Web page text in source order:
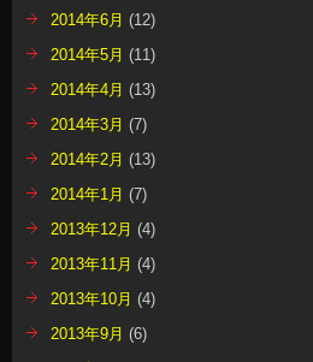
2014年6月 (12)
2014年5月 (11)
2014年4月 (13)
2014年3月 (7)
2014年2月 (13)
2014年1月 (7)
2013年12月 (4)
2013年11月 (4)
2013年10月 (4)
2013年9月 (6)